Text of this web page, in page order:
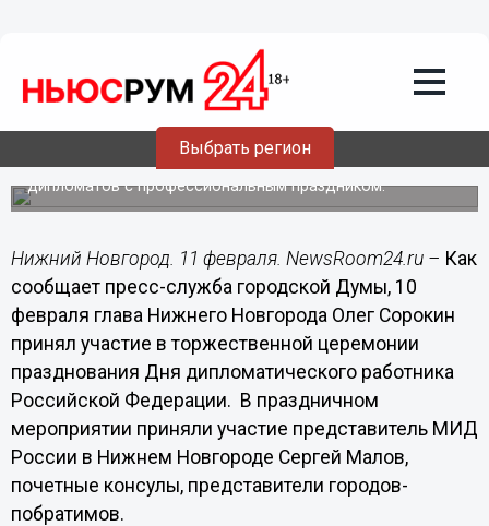
Выбрать регион
Миссия дипломатов - защита
инвестиций и культурный обмен, -
Сорокин
Глава города Олег Сорокин поздравил нижегородских
дипломатов с профессиональным праздником.
Нижний Новгород. 11 февраля. NewsRoom24.ru – Как
сообщает пресс-служба городской Думы, 10
февраля глава Нижнего Новгорода Олег Сорокин
принял участие в торжественной церемонии
празднования Дня дипломатического работника
Российской Федерации. В праздничном
мероприятии приняли участие представитель МИД
России в Нижнем Новгороде Сергей Малов,
почетные консулы, представители городов-
побратимов.